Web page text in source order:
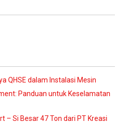
QHSE dalam Instalasi Mesin
Panduan untuk Keselamatan
– Si Besar 47 Ton dari PT Kreasi